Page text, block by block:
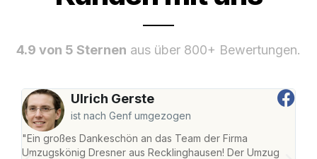
4.9 von 5 Sternen aus über 800+ Bewertungen.
Ulrich Gerste
ist nach Genf umgezogen
"Ein großes Dankeschön an das Team der Firma
Umzugskönig Dresner aus Recklinghausen! Der Umzug